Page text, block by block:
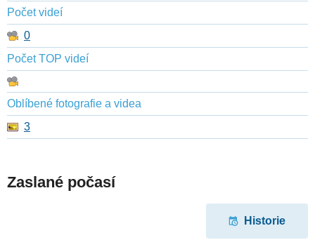
Počet videí
0
Počet TOP videí
Oblíbené fotografie a videa
3
Zaslané počasí
Historie